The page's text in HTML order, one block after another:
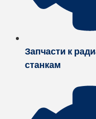
Запчасти к
станкам